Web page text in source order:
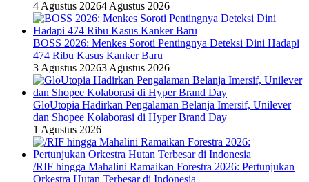
4 Agustus 20264 Agustus 2026
BOSS 2026: Menkes Soroti Pentingnya Deteksi Dini Hadapi
474 Ribu Kasus Kanker Baru
3 Agustus 20263 Agustus 2026
GloUtopia Hadirkan Pengalaman Belanja Imersif, Unilever
dan Shopee Kolaborasi di Hyper Brand Day
1 Agustus 2026
/RIF hingga Mahalini Ramaikan Forestra 2026: Pertunjukan
Orkestra Hutan Terbesar di Indonesia